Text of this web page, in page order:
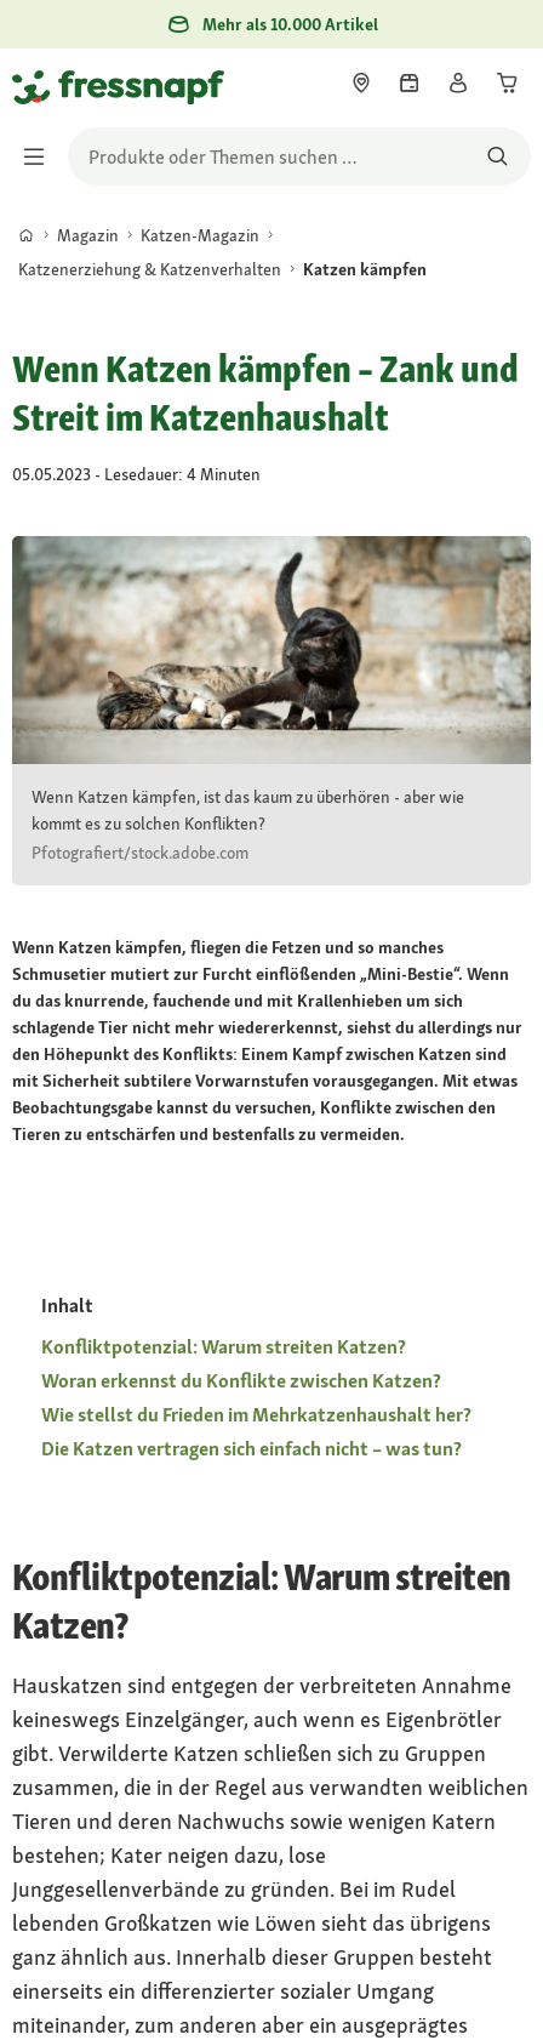
Mehr als 10.000 Artikel
Magazin
Katzen-Magazin
Katzenerziehung & Katzenverhalten
Katzen kämpfen
Wenn Katzen kämpfen – Zank und
Streit im Katzenhaushalt
05.05.2023 - Lesedauer: 4 Minuten
Wenn Katzen kämpfen, ist das kaum zu überhören - aber wie
kommt es zu solchen Konflikten?
Pfotografiert/stock.adobe.com
Wenn Katzen kämpfen, fliegen die Fetzen und so manches
Schmusetier mutiert zur Furcht einflößenden „Mini-Bestie“. Wenn
du das knurrende, fauchende und mit Krallenhieben um sich
schlagende Tier nicht mehr wiedererkennst, siehst du allerdings nur
den Höhepunkt des Konflikts: Einem Kampf zwischen Katzen sind
mit Sicherheit subtilere Vorwarnstufen vorausgegangen. Mit etwas
Beobachtungsgabe kannst du versuchen, Konflikte zwischen den
Tieren zu entschärfen und bestenfalls zu vermeiden.
Inhalt
Konfliktpotenzial: Warum streiten Katzen?
Woran erkennst du Konflikte zwischen Katzen?
Wie stellst du Frieden im Mehrkatzenhaushalt her?
Die Katzen vertragen sich einfach nicht – was tun?
Konfliktpotenzial: Warum streiten
Katzen?
Hauskatzen sind entgegen der verbreiteten Annahme
keineswegs Einzelgänger, auch wenn es Eigenbrötler
gibt. Verwilderte Katzen schließen sich zu Gruppen
zusammen, die in der Regel aus verwandten weiblichen
Tieren und deren Nachwuchs sowie wenigen Katern
bestehen; Kater neigen dazu, lose
Junggesellenverbände zu gründen. Bei im Rudel
lebenden Großkatzen wie Löwen sieht das übrigens
ganz ähnlich aus. Innerhalb dieser Gruppen besteht
einerseits ein differenzierter sozialer Umgang
miteinander, zum anderen aber ein ausgeprägtes